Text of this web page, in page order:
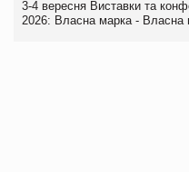
3-4 вересня Виставки та
2026: Власна марка - Власна